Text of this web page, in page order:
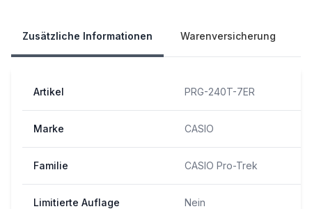
Zusätzliche Informationen Warenversicherung
Artikel PRG-240T-7ER
Marke CASIO
Familie CASIO Pro-Trek
Limitierte Auflage Nein